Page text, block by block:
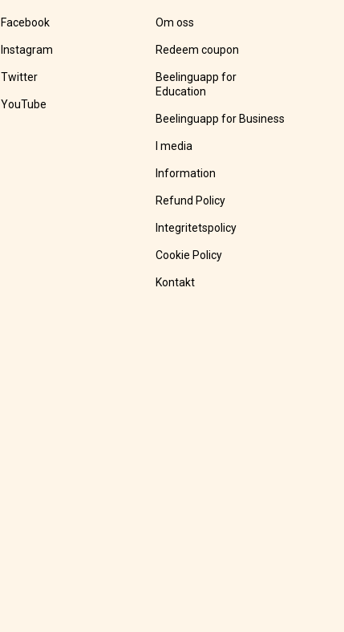
Facebook
Instagram
Twitter
YouTube
Om oss
Redeem coupon
Beelinguapp for
Education
Beelinguapp for Business
I media
Information
Refund Policy
Integritetspolicy
Cookie Policy
Kontakt